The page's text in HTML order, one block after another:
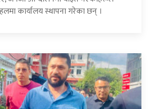
कार्यालय स्थापना गरेका छन् ।